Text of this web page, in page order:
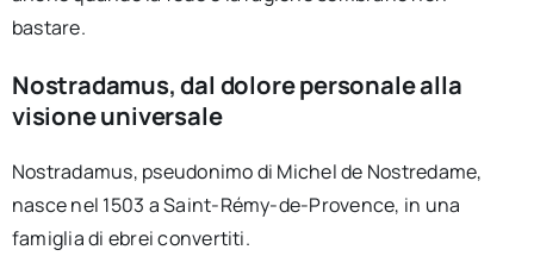
bastare.
Nostradamus, dal dolore personale alla
visione universale
Nostradamus, pseudonimo di Michel de Nostredame,
nasce nel 1503 a Saint-Rémy-de-Provence, in una
famiglia di ebrei convertiti.